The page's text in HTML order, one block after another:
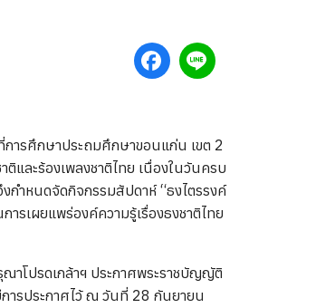
ารศึกษาประถมศึกษาขอนแก่น เขต 2
และร้องเพลงชาติไทย เนื่องในวันครบ
ำหนดจัดกิจกรรมสัปดาห์ “ธงไตรรงค์
รเผยแพร่องค์ความรู้เรื่องธงชาติไทย
าโปรดเกล้าฯ ประกาศพระราชบัญญัติ
ารประกาศไว้ ณ วันที่ 28 กันยายน